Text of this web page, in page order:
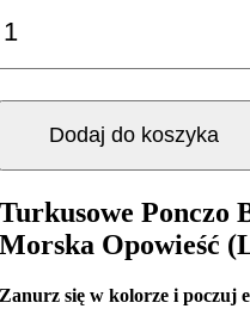
Dodaj do koszyka
Turkusowe Ponczo
Morska Opowieść
Zanurz się w kolorze i poczuj